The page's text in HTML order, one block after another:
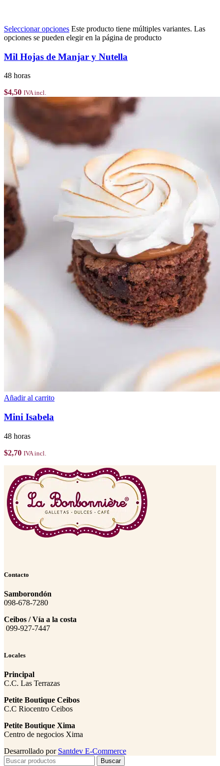
Seleccionar opciones Este producto tiene múltiples variantes. Las
opciones se pueden elegir en la página de producto
Mil Hojas de Manjar y Nutella
48 horas
$4,50 IVA incl.
Añadir al carrito
Mini Isabela
48 horas
$2,70 IVA incl.
Contacto
Samborondón
098-678-7280
Ceibos / Vía a la costa
099-927-7447
Locales
Principal
C.C. Las Terrazas
Petite Boutique Ceibos
C.C Riocentro Ceibos
Petite Boutique Xima
Centro de negocios Xima
Desarrollado por Santdev E-Commerce
Buscar